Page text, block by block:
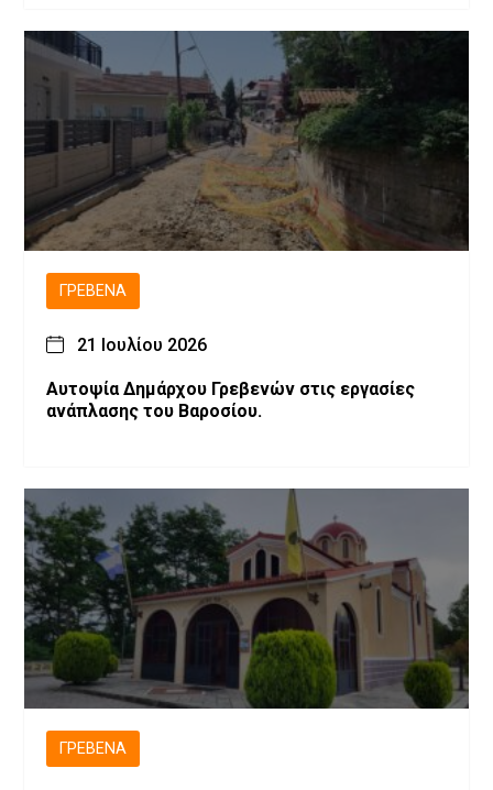
ΓΡΕΒΕΝΆ
21 Ιουλίου 2026
Αυτοψία Δημάρχου Γρεβενών στις εργασίες
ανάπλασης του Βαροσίου.
ΓΡΕΒΕΝΆ